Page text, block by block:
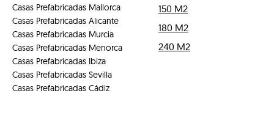
150 M2
180 M2
240 M2
Casas Prefabricadas Mallorca
Casas Prefabricadas Alicante
Casas Prefabricadas Murcia
Casas Prefabricadas Menorca
Casas Prefabricadas Ibiza
Casas Prefabricadas Sevilla
Casas Prefabricadas Cádiz